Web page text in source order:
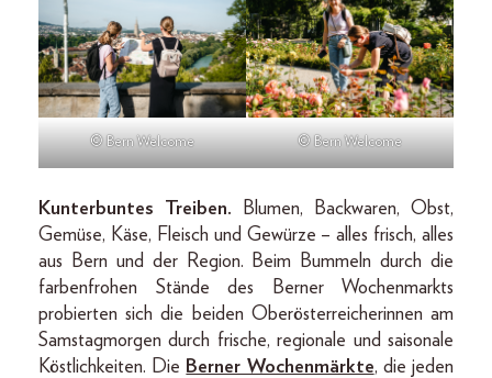
© Bern Welcome © Bern Welcome
Kunterbuntes Treiben. Blumen, Backwaren, Obst,
Gemüse, Käse, Fleisch und Gewürze – alles frisch, alles
aus Bern und der Region. Beim Bummeln durch die
farbenfrohen Stände des Berner Wochenmarkts
probierten sich die beiden Oberösterreicherinnen am
Samstagmorgen durch frische, regionale und saisonale
Köstlichkeiten. Die Berner Wochenmärkte, die jeden